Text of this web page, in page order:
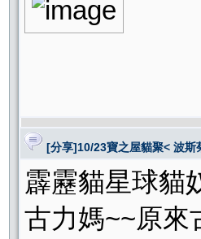
[分享]10/23寶之屋貓聚< 波斯
霹靂貓星球貓
古力媽~~原來